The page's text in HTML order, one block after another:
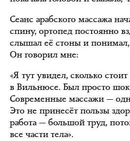
Сеанс арабского массажа
спину, ортопед постоянно
слышал её стоны и понимал,
Он говорил мне:
«Я тут увидел, сколько
в Вильнюсе. Был просто
Современные массажи —
Это не принесёт пользы
работа — большой труд,
все части тела».